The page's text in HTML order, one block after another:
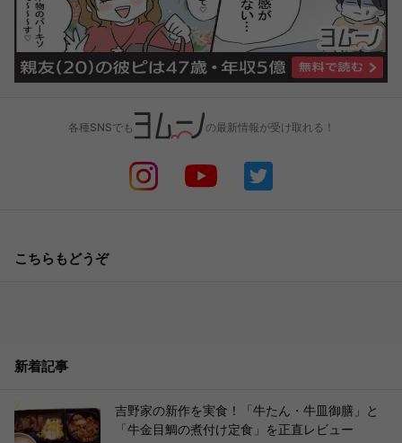
各種SNSでも の最新情報が受け取れる！
こちらもどうぞ
新着記事
吉野家の新作を実食！「牛たん・牛皿御膳」と
「牛金目鯛の煮付け定食」を正直レビュー